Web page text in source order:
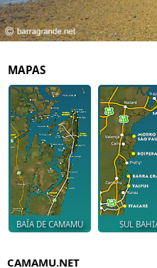
MAPAS
BAÍA DE CAMAMU SUL
CAMAMU.NET